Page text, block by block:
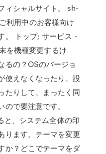
ィシャルサイト。 sh-
利用中のお客様向け
。 トップ; サービス・
を機種変更するけ
るの？OSのバージョ
使えなくなったり、設
たりして、まったく同
で要注意です。
、システム全体の印
ります。テーマを変更
か？どこでテーマをダ